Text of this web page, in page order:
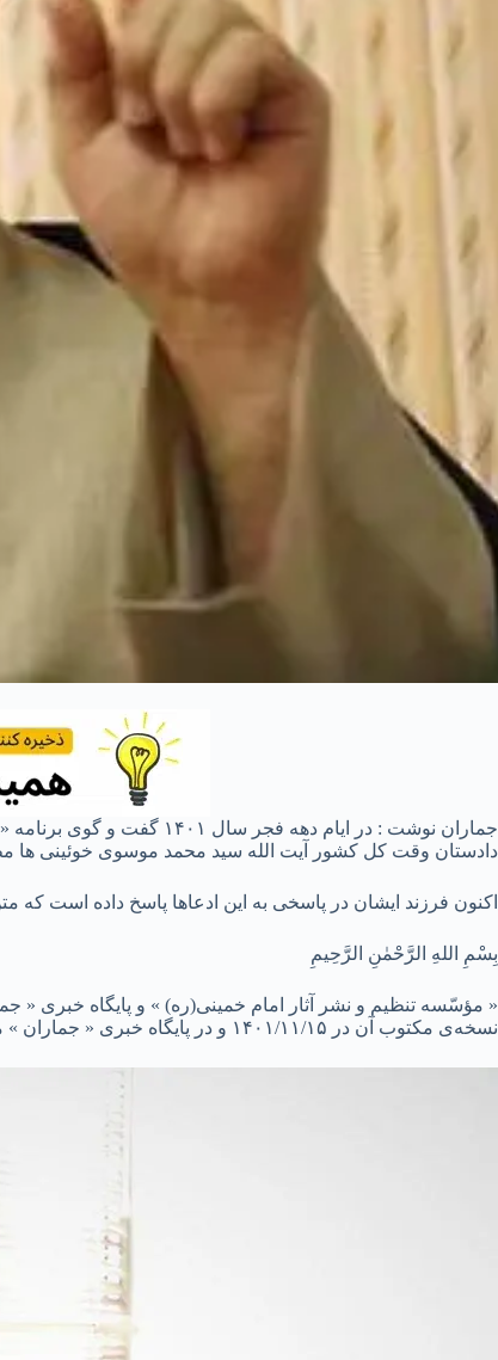
جماران نوشت : در ایام
دادستان وقت کل کشور آیت الله سید محمد موسوی خوئینی ها
اکنون فرزند ایشان در پاسخی به این ادعاها پاسخ داده است که
بِسْمِ اللهِ الرَّحْمٰنِ الرَّحِیمِ
« مؤسّسه‌ تنظیم و نشر آثار امام خمینی(ره) » و پایگاه خبری
نسخه‌ی مکتوب آن در ۱۴۰۱/۱۱/۱۵ و در پایگاه خبری « جماران » منتشر شده است. موارد سوء تعبیر، خطای تاریخی، تحریف یا اتّهام‌زنی در این گفتگو کم نیست.